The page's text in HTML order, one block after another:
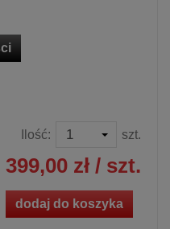
Ilość: szt.
399,00 zł / szt.
dodaj do koszyka